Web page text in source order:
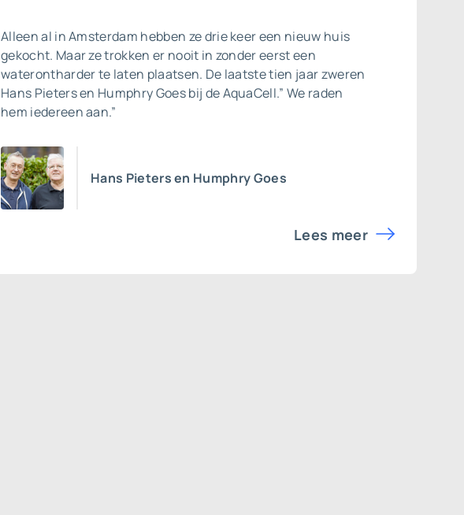
Alleen al in Amsterdam hebben ze drie keer een nieuw huis
gekocht. Maar ze trokken er nooit in zonder eerst een
waterontharder te laten plaatsen. De laatste tien jaar zweren
Hans Pieters en Humphry Goes bij de AquaCell.” We raden
hem iedereen aan.”
Hans Pieters en Humphry Goes
Lees meer